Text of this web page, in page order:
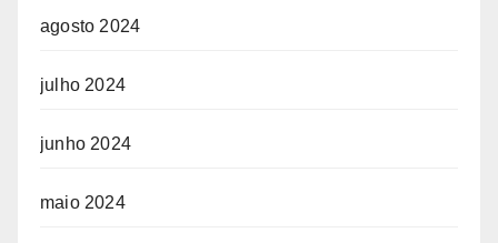
agosto 2024
julho 2024
junho 2024
maio 2024